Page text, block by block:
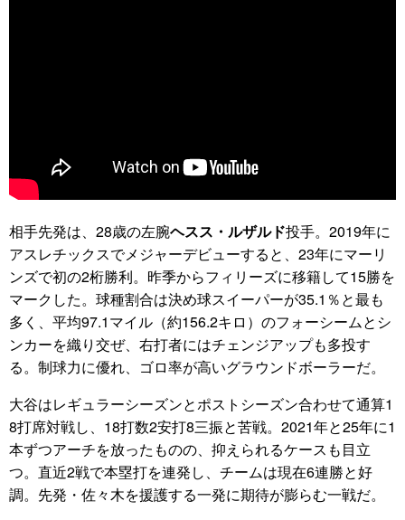
相手先発は、28歳の左腕ヘスス・ルザルド投手。2019年に
アスレチックスでメジャーデビューすると、23年にマーリ
ンズで初の2桁勝利。昨季からフィリーズに移籍して15勝を
マークした。球種割合は決め球スイーパーが35.1％と最も
多く、平均97.1マイル（約156.2キロ）のフォーシームとシ
ンカーを織り交ぜ、右打者にはチェンジアップも多投す
る。制球力に優れ、ゴロ率が高いグラウンドボーラーだ。
大谷はレギュラーシーズンとポストシーズン合わせて通算1
8打席対戦し、18打数2安打8三振と苦戦。2021年と25年に1
本ずつアーチを放ったものの、抑えられるケースも目立
つ。直近2戦で本塁打を連発し、チームは現在6連勝と好
調。先発・佐々木を援護する一発に期待が膨らむ一戦だ。